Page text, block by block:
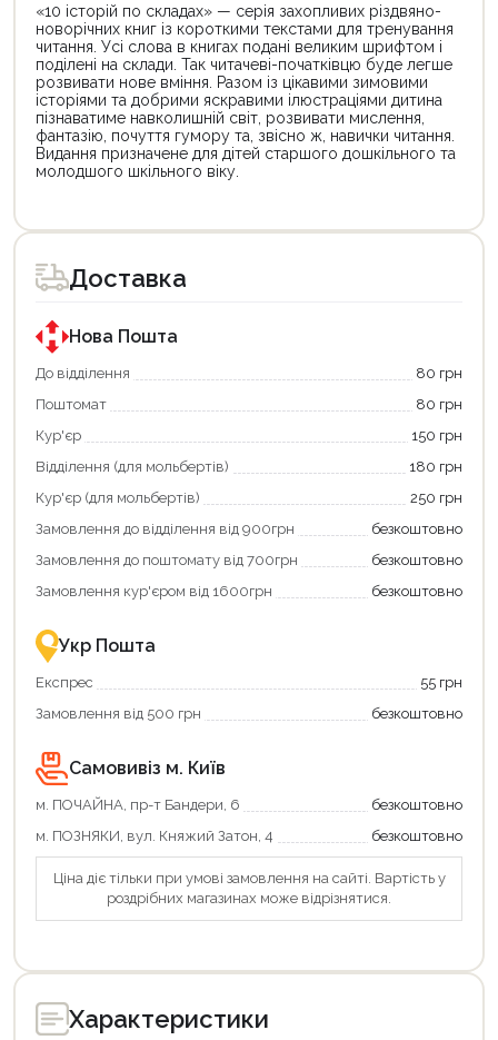
«10 історій по складах» — серія захопливих різдвяно-
новорічних книг із короткими текстами для тренування
читання. Усі слова в книгах подані великим шрифтом і
поділені на склади. Так читачеві-початківцю буде легше
розвивати нове вміння. Разом із цікавими зимовими
історіями та добрими яскравими ілюстраціями дитина
пізнаватиме навколишній світ, розвивати мислення,
фантазію, почуття гумору та, звісно ж, навички читання.
Видання призначене для дітей старшого дошкільного та
молодшого шкільного віку.
товар
для
покупки
державною
програмою
єКнига.
Використовуйте
карту
щоб
зекономити
та
отримати
переваги!
картою
єКнига
–
зручно
та
товар
для
покупки
державною
програмою
«Національний
кешбек».
покупку
«Національний
кешбек»
та
отримуйте
повернення
Економте
більше
разом
державною
підтримкою!
Доставка
Нова Пошта
До відділення
80 грн
Поштомат
80 грн
Кур'єр
150 грн
Відділення (для мольбертів)
180 грн
Кур'єр (для мольбертів)
250 грн
Замовлення до відділення від 900грн
безкоштовно
Замовлення до поштомату від 700грн
безкоштовно
Замовлення кур'єром від 1600грн
безкоштовно
Укр Пошта
Експрес
55 грн
Замовлення від 500 грн
безкоштовно
Самовивіз м. Київ
м. ПОЧАЙНА, пр-т Бандери, 6
безкоштовно
м. ПОЗНЯКИ, вул. Княжий Затон, 4
безкоштовно
Ціна діє тільки при умові замовлення на сайті. Вартість у
роздрібних магазинах може відрізнятися.
Характеристики